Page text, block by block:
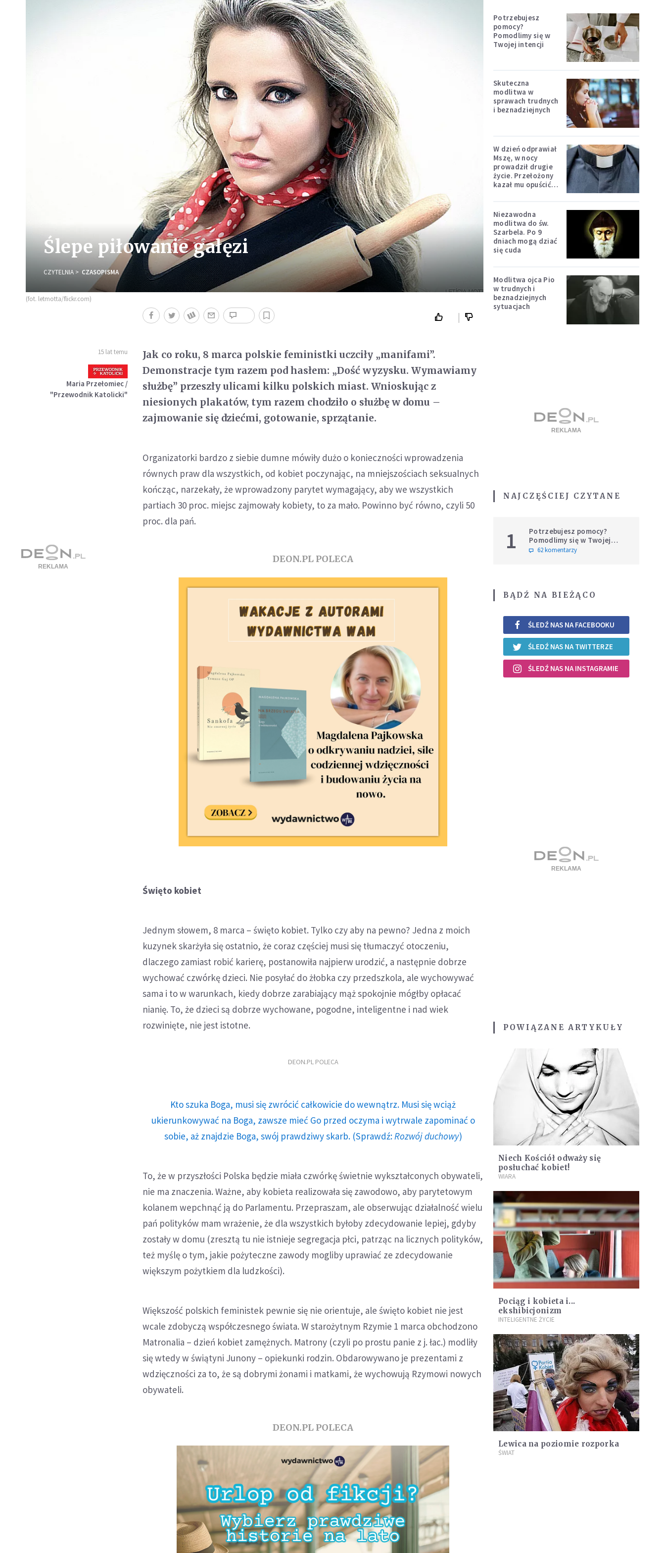
Ślepe piłowanie gałęzi
CZYTELNIA CZASOPISMA
(fot. letmotta/flickr.com)
15 lat temu
Maria Przełomiec /
"Przewodnik Katolicki"
Jak co roku, 8 marca polskie feministki uczciły „manifami”.
Demonstracje tym razem pod hasłem: „Dość wyzysku. Wymawiamy
służbę” przeszły ulicami kilku polskich miast. Wnioskując z
niesionych plakatów, tym razem chodziło o służbę w domu –
zajmowanie się dziećmi, gotowanie, sprzątanie.
Organizatorki bardzo z siebie dumne mówiły dużo o konieczności wprowadzenia
równych praw dla wszystkich, od kobiet poczynając, na mniejszościach seksualnych
kończąc, narzekały, że wprowadzony parytet wymagający, aby we wszystkich
partiach 30 proc. miejsc zajmowały kobiety, to za mało. Powinno być równo, czyli 50
proc. dla pań.
DEON.PL POLECA
Święto kobiet
Jednym słowem, 8 marca – święto kobiet. Tylko czy aby na pewno? Jedna z moich
kuzynek skarżyła się ostatnio, że coraz częściej musi się tłumaczyć otoczeniu,
dlaczego zamiast robić karierę, postanowiła najpierw urodzić, a następnie dobrze
wychować czwórkę dzieci. Nie posyłać do żłobka czy przedszkola, ale wychowywać
sama i to w warunkach, kiedy dobrze zarabiający mąż spokojnie mógłby opłacać
nianię. To, że dzieci są dobrze wychowane, pogodne, inteligentne i nad wiek
rozwinięte, nie jest istotne.
DEON.PL POLECA
Kto szuka Boga, musi się zwrócić całkowicie do wewnątrz. Musi się wciąż
ukierunkowywać na Boga, zawsze mieć Go przed oczyma i wytrwale zapominać o
sobie, aż znajdzie Boga, swój prawdziwy skarb. (Sprawdź: Rozwój duchowy)
To, że w przyszłości Polska będzie miała czwórkę świetnie wykształconych obywateli,
nie ma znaczenia. Ważne, aby kobieta realizowała się zawodowo, aby parytetowym
kolanem wepchnąć ją do Parlamentu. Przepraszam, ale obserwując działalność wielu
pań polityków mam wrażenie, że dla wszystkich byłoby zdecydowanie lepiej, gdyby
zostały w domu (zresztą tu nie istnieje segregacja płci, patrząc na licznych polityków,
też myślę o tym, jakie pożyteczne zawody mogliby uprawiać ze zdecydowanie
większym pożytkiem dla ludzkości).
Większość polskich feministek pewnie się nie orientuje, ale święto kobiet nie jest
wcale zdobyczą współczesnego świata. W starożytnym Rzymie 1 marca obchodzono
Matronalia – dzień kobiet zamężnych. Matrony (czyli po prostu panie z j. łac.) modliły
się wtedy w świątyni Junony – opiekunki rodzin. Obdarowywano je prezentami z
wdzięczności za to, że są dobrymi żonami i matkami, że wychowują Rzymowi nowych
obywateli.
DEON.PL POLECA
Potrzebujesz
pomocy?
Pomodlimy się w
Twojej intencji
Skuteczna
modlitwa w
sprawach trudnych
i beznadziejnych
W dzień odprawiał
Mszę, w nocy
prowadził drugie
życie. Przełożony
kazał mu opuścić
Niezawodna
modlitwa do św.
Szarbela. Po 9
dniach mogą dziać
się cuda
Modlitwa ojca Pio
w trudnych i
beznadziejnych
sytuacjach
NAJCZĘŚCIEJ CZYTANE
1
Potrzebujesz pomocy?
Pomodlimy się w Twojej
intencji
62 komentarzy
BĄDŹ NA BIEŻĄCO
ŚLEDŹ NAS NA FACEBOOKU
ŚLEDŹ NAS NA TWITTERZE
ŚLEDŹ NAS NA INSTAGRAMIE
POWIĄZANE ARTYKUŁY
Niech Kościół odważy się
posłuchać kobiet!
WIARA
Pociąg i kobieta i...
ekshibicjonizm
INTELIGENTNE ŻYCIE
Lewica na poziomie rozporka
ŚWIAT